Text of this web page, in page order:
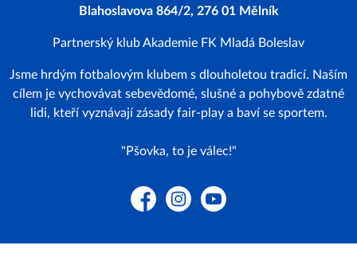
Blahoslavova 864/2, 276 01 Mělník
Partnerský klub Akademie FK Mladá Boleslav
Jsme hrdým fotbalovým klubem s dlouholetou tradicí. Naším
cílem je vychovávat sebevědomé, slušné a pohybově zdatné
lidi, kteří vyznávají zásady fair-play a baví se sportem.
"Pšovka, to je válec!"
FacebookInstagramYouTube